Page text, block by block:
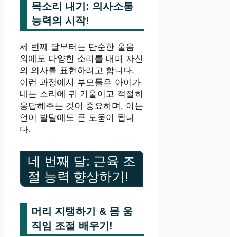
목소리 내기: 의사소통
능력의 시작!
세 번째 달부터는 단순한 울음
외에도 다양한 소리를 내며 자신
의 의사를 표현하려고 합니다.
이런 과정에서 부모들은 아이가
내는 소리에 귀 기울이고 적절히
응답해주는 것이 중요하며, 이는
언어 발달에도 큰 도움이 됩니
다.
네 번째 달: 근육 조
절 능력 향상하기!
머리 지탱하기 & 몸 움
직임 조절 배우기!